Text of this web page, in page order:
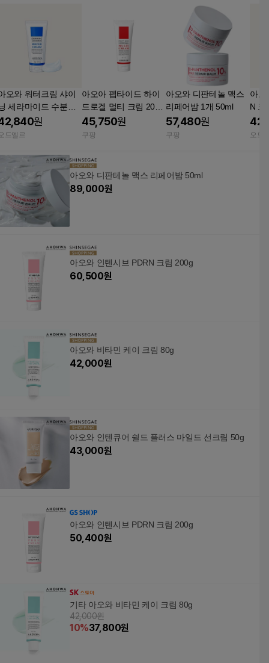
오와 워터크림 샤이
세라마이드 수분크
200g
원
드엘르
아오아 펩타이드 하이
드로겔 멀티 크림 200g
1개
45,750원
쿠팡
아오와 디판테놀 맥스
리페어밤 1개 50ml
57,480원
쿠팡
아오
N 크
오드
아오와 디판테놀 맥스 리페어밤 50ml
89,000원
아오와 인텐시브 PDRN 크림 200g
60,500원
아오와 비타민 케이 크림 80g
42,000원
아오와 인텐큐어 쉴드 플러스 마일드 선크림 50g
43,000원
아오와 인텐시브 PDRN 크림 200g
50,400원
기타 아오와 비타민 케이 크림 80g
42,000원
10%37,800원